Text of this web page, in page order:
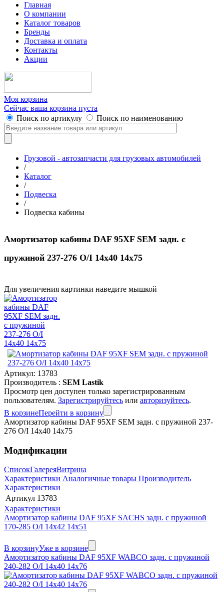
Главная
О компании
Каталог товаров
Бренды
Доставка и оплата
Контакты
Акции
Моя корзина
Сейчас ваша корзина пуста
Поиск по артикулу
Поиск по наименованию
Грузовой - автозапчасти для грузовых автомобилей
/
Каталог
/
Подвеска
/
Подвеска кабины
Амортизатор кабины DAF 95XF SEM задн. с
пружиной 237-276 O/I 14x40 14x75
Для увеличения картинки наведите мышкой
Артикул: 13783
Производитель : SEM Lastik
Просмотр цен доступен только зарегистрированным
пользователям. Зарегистрируйтесь или авторизуйтесь.
В корзинеПерейти в корзину
Амортизатор кабины DAF 95XF SEM задн. с пружиной 237-
276 O/I 14x40 14x75
Модификации
СписокГалереяВитрина
Характеристики Аналогичные товары Производитель
Характеристики
Артикул 13783
Характеристики
Амортизатор кабины DAF 95XF SACHS задн. с пружиной
170-285 O/I 14x42 14x51
В корзинуУже в корзине
Амортизатор кабины DAF 95XF WABCO задн. с пружиной
240-282 O/I 14x40 14x76